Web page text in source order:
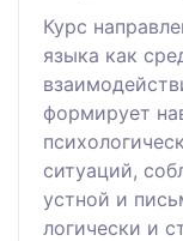
Курс
языка как
формирует
ситуаций,
устной и
логически и